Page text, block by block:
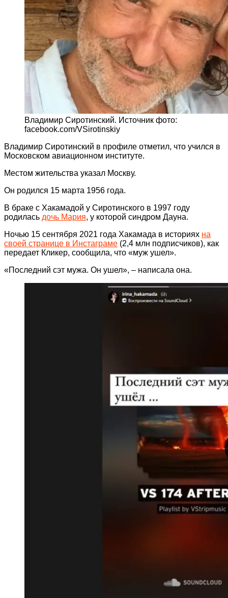
Владимир Сиротинский. Источник фото:
facebook.com/VSirotinskiy
Владимир Сиротинский в профиле отметил, что учился в
Московском авиационном институте.
Местом жительства указал Москву.
Он родился 15 марта 1956 года.
В браке с Хакамадой у Сиротинского в 1997 году
родилась дочь Мария, у которой синдром Дауна.
Ночью 15 сентября 2021 года Хакамада в историях на
своей странице в Инстаграме (2,4 млн подписчиков), как
передает Кликер, сообщила, что «муж ушел».
«Последний сэт мужа. Он ушел», – написала она.